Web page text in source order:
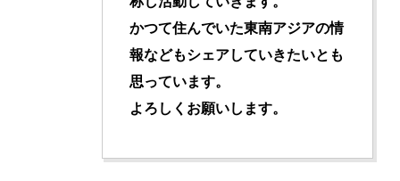
かつて住んでいた東南アジアの情
報などもシェアしていきたいとも
思っています。
よろしくお願いします。